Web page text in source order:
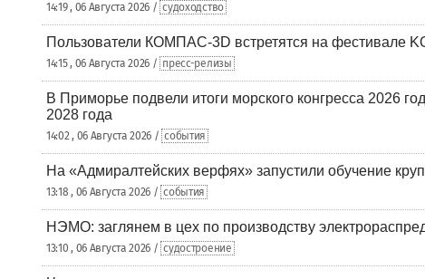
14:19 , 06 Августа 2026 / судоходство
Пользователи КОМПАС-3D встретятся на фестивале
14:15 , 06 Августа 2026 / пресс-релизы
В Приморье подвели итоги морского конгресса 2026
2028 года
14:02 , 06 Августа 2026 / события
На «Адмиралтейских верфях» запустили обучение
13:18 , 06 Августа 2026 / события
НЭМО: заглянем в цех по производству
13:10 , 06 Августа 2026 / судостроение